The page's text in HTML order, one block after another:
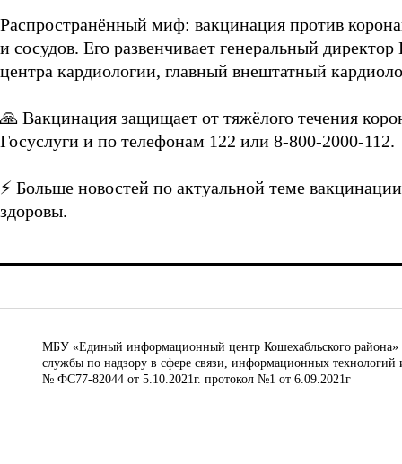
Распространённый миф: вакцинация против
и сосудов. Его развенчивает генеральный
центра кардиологии, главный внештатный
🙏 Вакцинация защищает от тяжёлого течения
Госуслуги и по телефонам 122 или 8-800-2000-112.
⚡️ Больше новостей по актуальной теме
здоровы.
МБУ «Единый информационный центр Кошехабльского района»
службы по надзору в сфере связи, информационных
№ ФС77-82044 от 5.10.2021г. протокол №1 от 6.09.2021г